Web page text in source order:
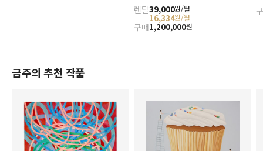
렌탈39,000원/월
16,334원/월
구매1,200,000원
금주의 추천 작품